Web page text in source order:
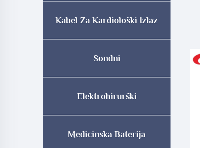
Kabel Za Kardiološki Izlaz
Sondni
Elektrohirurški
Medicinska Baterija